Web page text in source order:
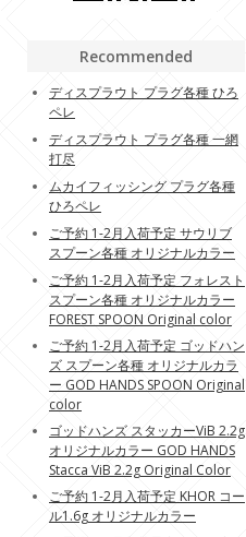
Recommended
ディスプラウト プラグ各種 ひろ
ペレ
ディスプラウト プラグ各種 一網
打尽
ムカイフィッシング プラグ各種
ひろペレ
ご予約 1-2月入荷予定 サウリブ
スプーン各種 オリジナルカラー
ご予約 1-2月入荷予定 フォレスト
スプーン各種 オリジナルカラー
FOREST SPOON Original color
ご予約 1-2月入荷予定 ゴッドハン
ズ スプーン各種 オリジナルカラ
ー GOD HANDS SPOON Original
color
ゴッドハンズ スタッカーViB 2.2g
オリジナルカラー GOD HANDS
Stacca ViB 2.2g Original Color
ご予約 1-2月入荷予定 KHOR コー
ル1.6g オリジナルカラー